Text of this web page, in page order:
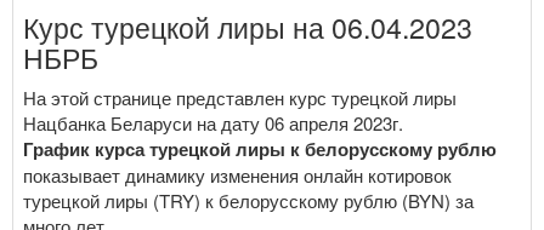
Курс турецкой лиры на 06.04.2023
НБРБ
На этой странице представлен курс турецкой лиры
Нацбанка Беларуси на дату 06 апреля 2023г.
График курса турецкой лиры к белорусскому рублю
показывает динамику изменения онлайн котировок
турецкой лиры (TRY) к белорусскому рублю (BYN) за